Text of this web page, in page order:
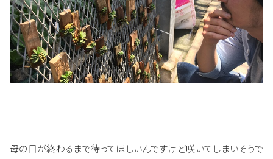
母の日が終わるまで待ってほしいんですけど咲いてしまいそうで